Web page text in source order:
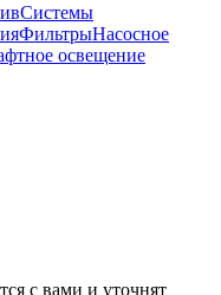
Системы
ФильтрыНасосное
освещение
с вами и уточнят